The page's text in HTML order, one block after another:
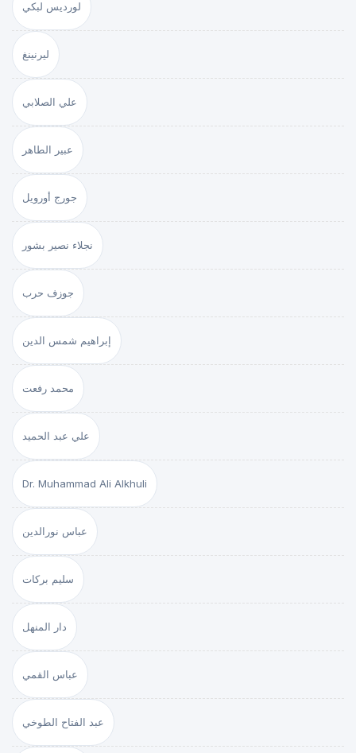
لورديس لبكي
ليرنينغ
علي الصلابي
عبير الطاهر
جورج أورويل
نجلاء نصير بشور
جوزف حرب
إبراهيم شمس الدين
محمد رفعت
علي عبد الحميد
Dr. Muhammad Ali Alkhuli
عباس نورالدين
سليم بركات
دار المنهل
عباس القمي
عبد الفتاح الطوخي